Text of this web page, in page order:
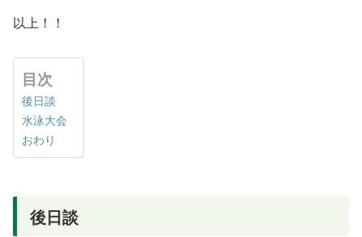
以上！！
目次
後日談
水泳大会
おわり
後日談